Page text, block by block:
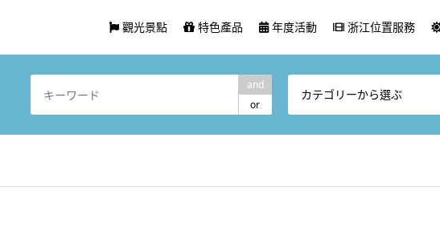
觀光景點 特色產品 年度活動 浙江位置服務
and
or
カテゴリーから選ぶ